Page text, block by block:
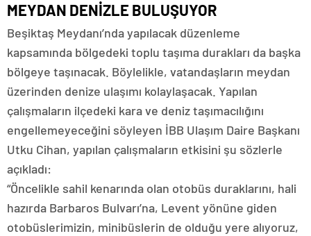
MEYDAN DENİZLE BULUŞUYOR
Beşiktaş Meydanı’nda yapılacak düzenleme
kapsamında bölgedeki toplu taşıma durakları da başka
bölgeye taşınacak. Böylelikle, vatandaşların meydan
üzerinden denize ulaşımı kolaylaşacak. Yapılan
çalışmaların ilçedeki kara ve deniz taşımacılığını
engellemeyeceğini söyleyen İBB Ulaşım Daire Başkanı
Utku Cihan, yapılan çalışmaların etkisini şu sözlerle
açıkladı:
“Öncelikle sahil kenarında olan otobüs duraklarını, hali
hazırda Barbaros Bulvarı’na, Levent yönüne giden
otobüslerimizin, minibüslerin de olduğu yere alıyoruz,